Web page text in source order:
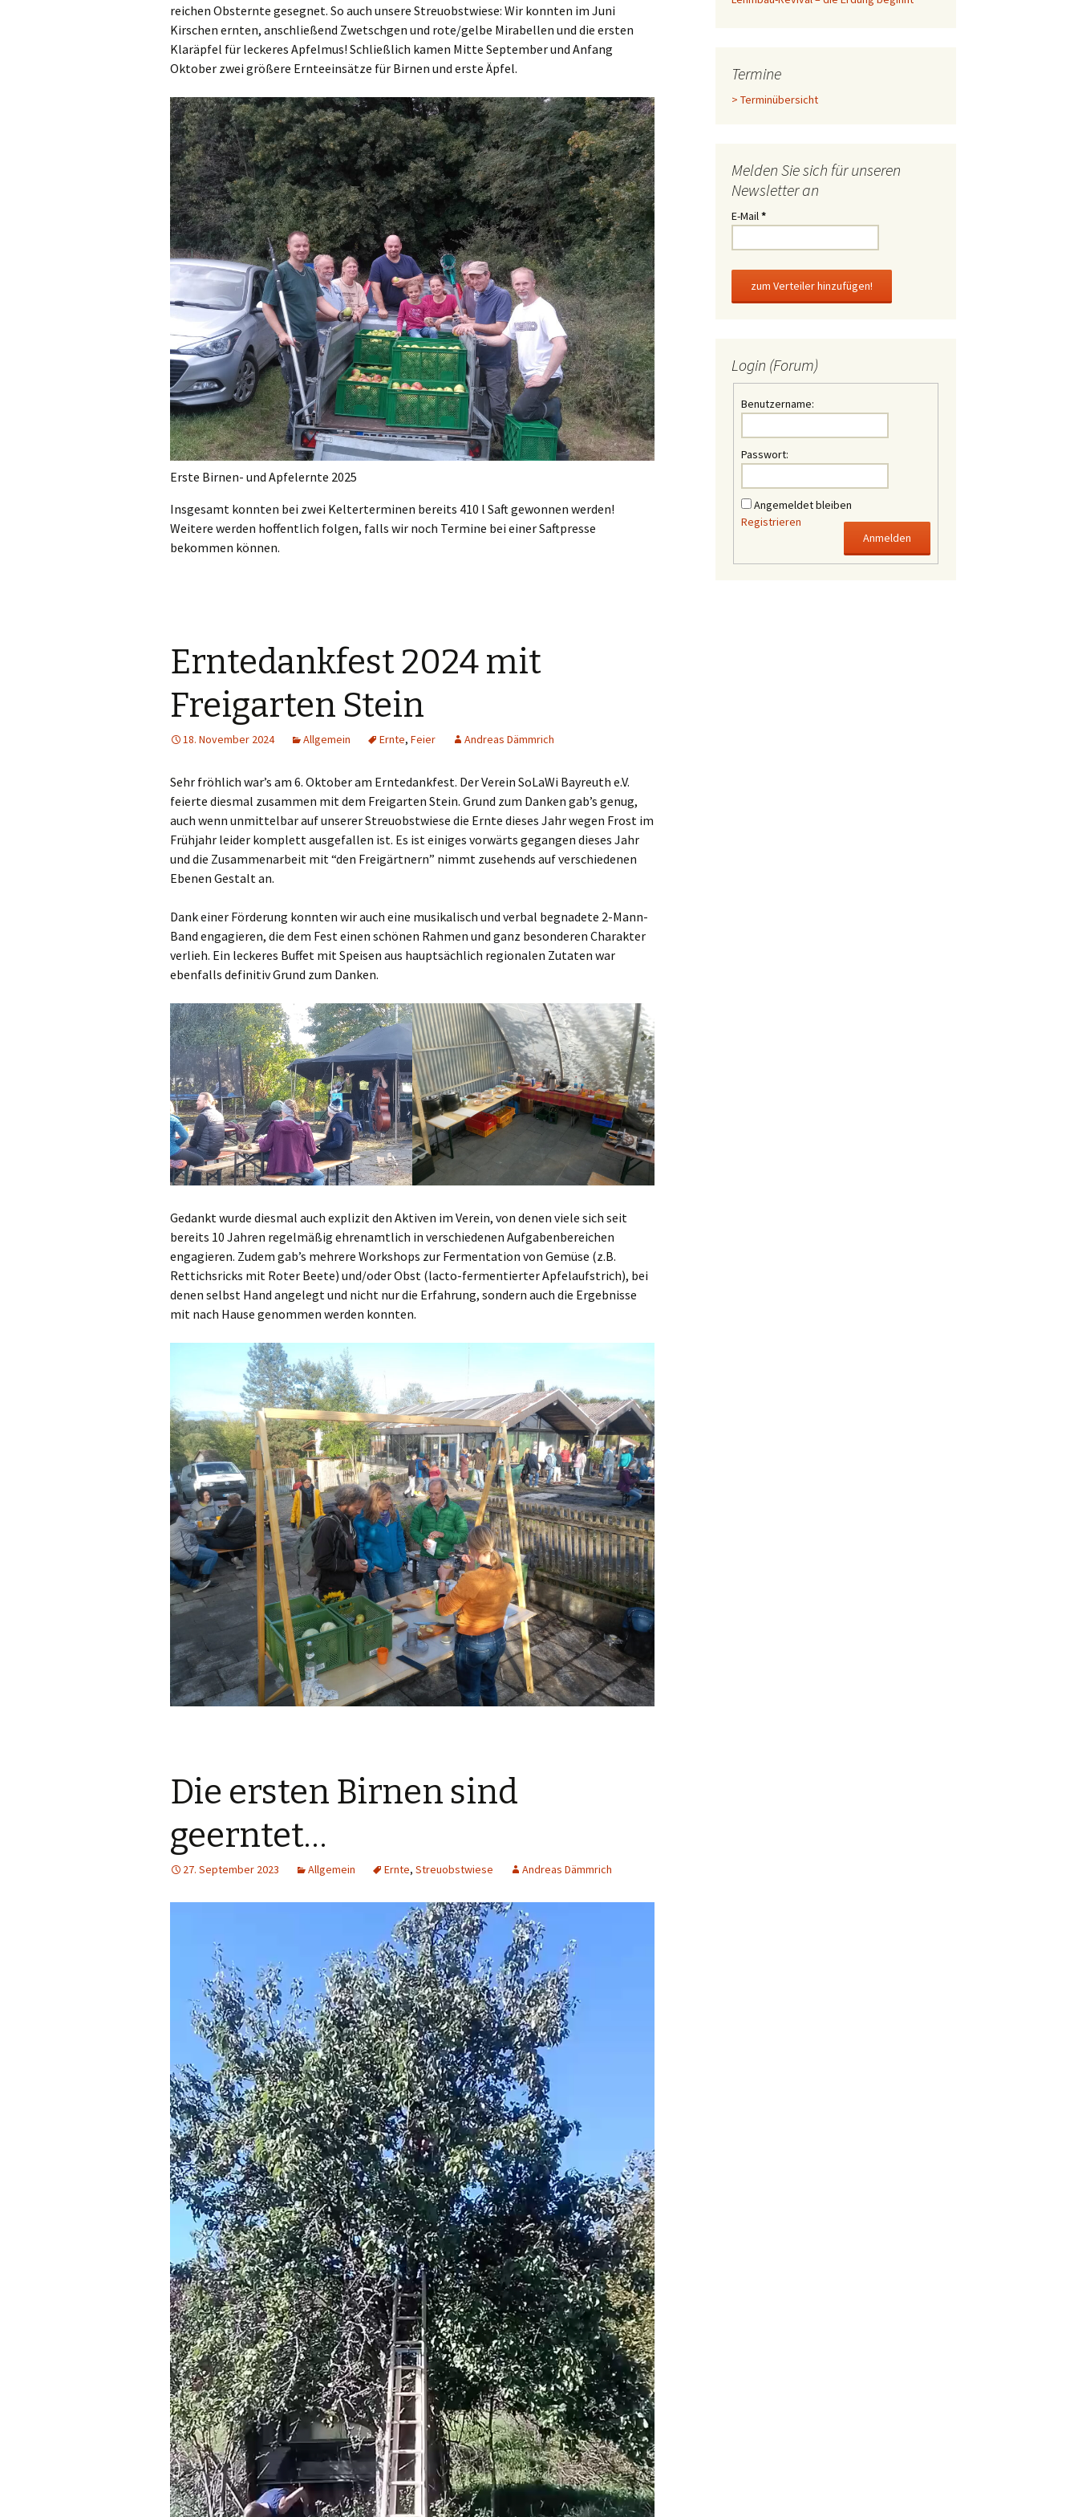
Vereinssatzung
Beitrittserklärung
reichen Obsternte gesegnet. So auch unsere Streuobstwiese: Wir konnten im Juni
Kirschen ernten, anschließend Zwetschgen und rote/gelbe Mirabellen und die ersten
Klaräpfel für leckeres Apfelmus! Schließlich kamen Mitte September und Anfang
Oktober zwei größere Ernteeinsätze für Birnen und erste Äpfel.
Erste Birnen- und Apfelernte 2025
Insgesamt konnten bei zwei Kelterterminen bereits 410 l Saft gewonnen werden!
Weitere werden hoffentlich folgen, falls wir noch Termine bei einer Saftpresse
bekommen können.
Erntedankfest 2024 mit
Freigarten Stein
18. November 2024 Allgemein Ernte, Feier Andreas Dämmrich
Sehr fröhlich war’s am 6. Oktober am Erntedankfest. Der Verein SoLaWi Bayreuth e.V.
feierte diesmal zusammen mit dem Freigarten Stein. Grund zum Danken gab’s genug,
auch wenn unmittelbar auf unserer Streuobstwiese die Ernte dieses Jahr wegen Frost im
Frühjahr leider komplett ausgefallen ist. Es ist einiges vorwärts gegangen dieses Jahr
und die Zusammenarbeit mit “den Freigärtnern” nimmt zusehends auf verschiedenen
Ebenen Gestalt an.
Dank einer Förderung konnten wir auch eine musikalisch und verbal begnadete 2-Mann-
Band engagieren, die dem Fest einen schönen Rahmen und ganz besonderen Charakter
verlieh. Ein leckeres Buffet mit Speisen aus hauptsächlich regionalen Zutaten war
ebenfalls definitiv Grund zum Danken.
Gedankt wurde diesmal auch explizit den Aktiven im Verein, von denen viele sich seit
bereits 10 Jahren regelmäßig ehrenamtlich in verschiedenen Aufgabenbereichen
engagieren. Zudem gab’s mehrere Workshops zur Fermentation von Gemüse (z.B.
Rettichsricks mit Roter Beete) und/oder Obst (lacto-fermentierter Apfelaufstrich), bei
denen selbst Hand angelegt und nicht nur die Erfahrung, sondern auch die Ergebnisse
mit nach Hause genommen werden konnten.
Die ersten Birnen sind
geerntet…
27. September 2023 Allgemein Ernte, Streuobstwiese Andreas Dämmrich
Termine
> Terminübersicht
Melden Sie sich für unseren
Newsletter an
E-Mail*
Login (Forum)
Benutzername:
Passwort:
Angemeldet bleiben
Anmelden
Registrieren